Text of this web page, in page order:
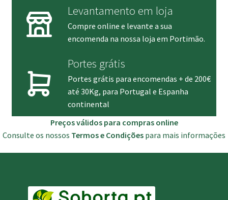
Levantamento em loja
Compre online e levante a sua
encomenda na nossa loja em Portimão.
Portes grátis
Portes grátis para encomendas + de 200€
até 30Kg, para Portugal e Espanha
continental
Preços válidos para compras online
Consulte os nossos Termos e Condições para mais informações